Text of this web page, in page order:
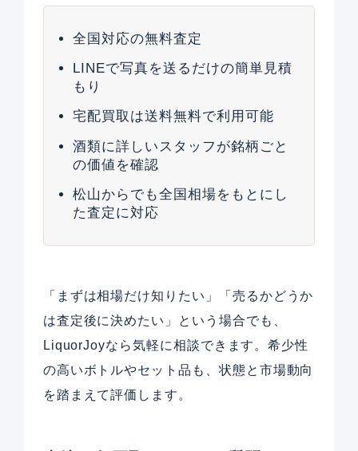
全国対応の無料査定
LINEで写真を送るだけの簡単見積
もり
宅配買取は送料無料で利用可能
酒類に詳しいスタッフが銘柄ごと
の価値を確認
松山からでも全国相場をもとにし
た査定に対応
「まずは相場だけ知りたい」「売るかどうか
は査定後に決めたい」という場合でも、
LiquorJoyなら気軽に相談できます。希少性
の高いボトルやセット品も、状態と市場動向
を踏まえて評価します。